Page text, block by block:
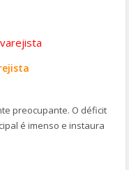
preocupante. O déficit
é imenso e instaura